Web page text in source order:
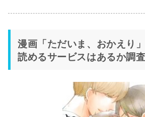
漫画「ただいま、おかえり
読めるサービスはあるか調査